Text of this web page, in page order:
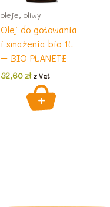
oleje, oliwy
Olej do gotowania
i smażenia bio 1L
– BIO PLANETE
32,60zł z Vat